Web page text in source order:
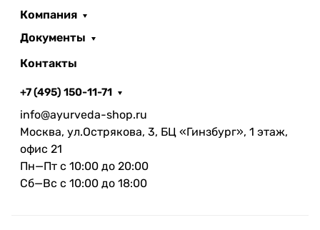
Компания
Документы
Контакты
+7 (495) 150-11-71
info@ayurveda-shop.ru
Москва, ул.Острякова, 3, БЦ «Гинзбург», 1 этаж,
офис 21
Пн—Пт с 10:00 до 20:00
Сб—Вс с 10:00 до 18:00